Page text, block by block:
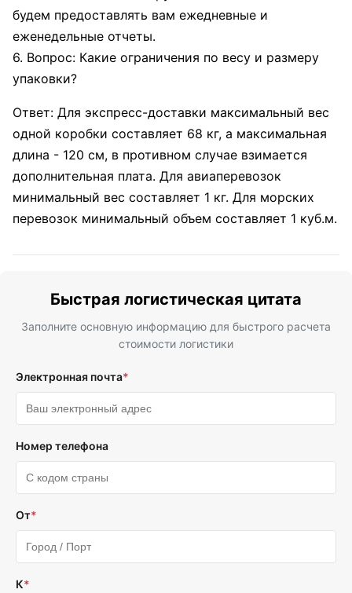
будем предоставлять вам ежедневные и
еженедельные отчеты.
6. Вопрос: Какие ограничения по весу и размеру
упаковки?
Ответ: Для экспресс-доставки максимальный вес
одной коробки составляет 68 кг, а максимальная
длина - 120 см, в противном случае взимается
дополнительная плата. Для авиаперевозок
минимальный вес составляет 1 кг. Для морских
перевозок минимальный объем составляет 1 куб.м.
Быстрая логистическая цитата
Заполните основную информацию для быстрого расчета
стоимости логистики
Электронная почта*
Номер телефона
От*
К*